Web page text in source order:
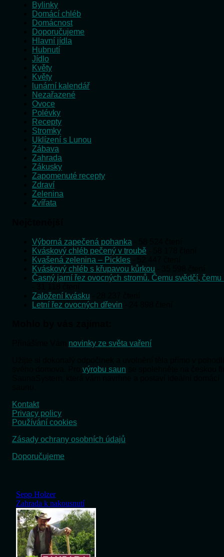
Bylinky
Domácí chléb
Domácnost
Doporučujeme
Hlavní jídla
Hubnutí
Jídlo
Květy
Květy
lunární kalendář
Nezařazené
Ovoce
Polévky
Recepty
Stromky
Uklízení s Lunou
Zábava
Zahrada
Zákusky
Zapomenuté recepty
Zdraví
Zelenina
Zvířata
Výborná zapečená pohanka
Kváskový chléb pečený v troubě
Kvašená zelenina – Pickles
Kváskový chléb s křupavou kůrkou
Časný jarní řez ovocných stromů. Čemu svědčí, čemu
Založení kvásku
Letní řez ovocných dřevin
novinky ze světa vaření
výrobu saun
Kontakt
Privacy policy
Používání cookies
Zásady ochrany osobních údajů
Doporučujeme